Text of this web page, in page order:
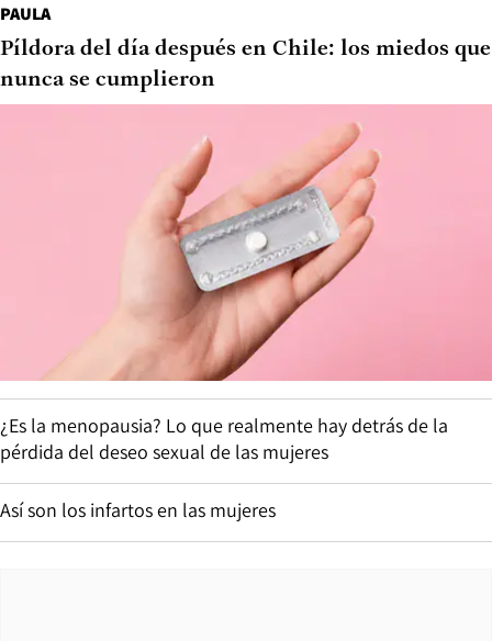
PAULA
Píldora del día después en Chile: los miedos que
nunca se cumplieron
¿Es la menopausia? Lo que realmente hay detrás de la
pérdida del deseo sexual de las mujeres
Así son los infartos en las mujeres